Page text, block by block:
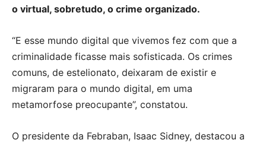
o virtual, sobretudo, o crime organizado.
“E esse mundo digital que vivemos fez com que a
criminalidade ficasse mais sofisticada. Os crimes
comuns, de estelionato, deixaram de existir e
migraram para o mundo digital, em uma
metamorfose preocupante”, constatou.
O presidente da Febraban, Isaac Sidney, destacou a